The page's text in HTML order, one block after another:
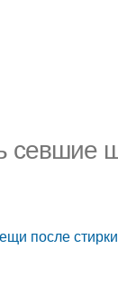
севшие
после стирки